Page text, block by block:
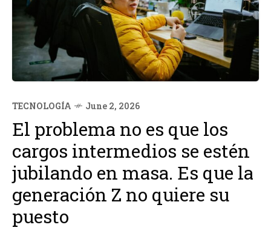
TECNOLOGÍA June 2, 2026
El problema no es que los
cargos intermedios se estén
jubilando en masa. Es que la
generación Z no quiere su
puesto